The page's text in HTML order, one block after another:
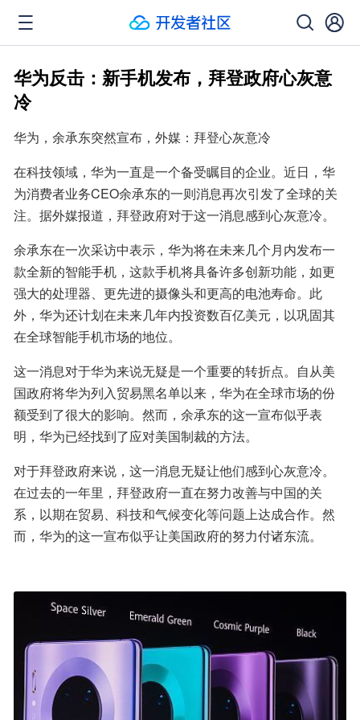
华为反击：新手机发布，拜登政府心灰意
冷
华为，余承东突然宣布，外媒：拜登心灰意冷
在科技领域，华为一直是一个备受瞩目的企业。近日，华
为消费者业务CEO余承东的一则消息再次引发了全球的关
注。据外媒报道，拜登政府对于这一消息感到心灰意冷。
余承东在一次采访中表示，华为将在未来几个月内发布一
款全新的智能手机，这款手机将具备许多创新功能，如更
强大的处理器、更先进的摄像头和更高的电池寿命。此
外，华为还计划在未来几年内投资数百亿美元，以巩固其
在全球智能手机市场的地位。
这一消息对于华为来说无疑是一个重要的转折点。自从美
国政府将华为列入贸易黑名单以来，华为在全球市场的份
额受到了很大的影响。然而，余承东的这一宣布似乎表
明，华为已经找到了应对美国制裁的方法。
对于拜登政府来说，这一消息无疑让他们感到心灰意冷。
在过去的一年里，拜登政府一直在努力改善与中国的关
系，以期在贸易、科技和气候变化等问题上达成合作。然
而，华为的这一宣布似乎让美国政府的努力付诸东流。